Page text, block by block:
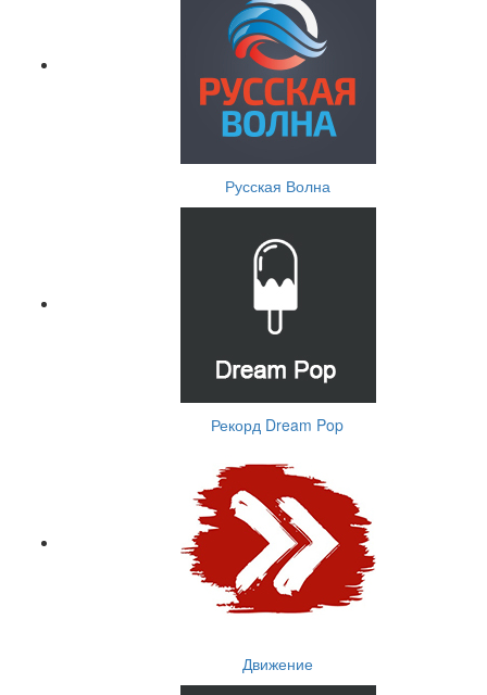
Русская Волна
Рекорд Dream Pop
Движение